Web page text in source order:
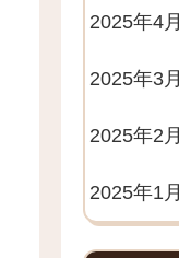
2025年4月
2025年3月
2025年2月
2025年1月